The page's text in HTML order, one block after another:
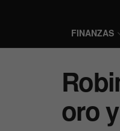
FINANZAS
oro